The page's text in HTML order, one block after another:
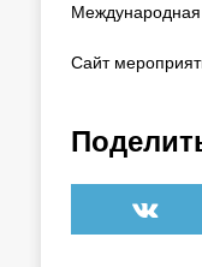
Международная
Сайт